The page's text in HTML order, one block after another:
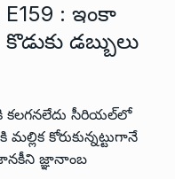
E159 : ఇంకా
డబ్బులు
కలగనలేదు సీరియల్‌లో
కోరుకున్నట్టుగానే
జ్ఞానాంబ